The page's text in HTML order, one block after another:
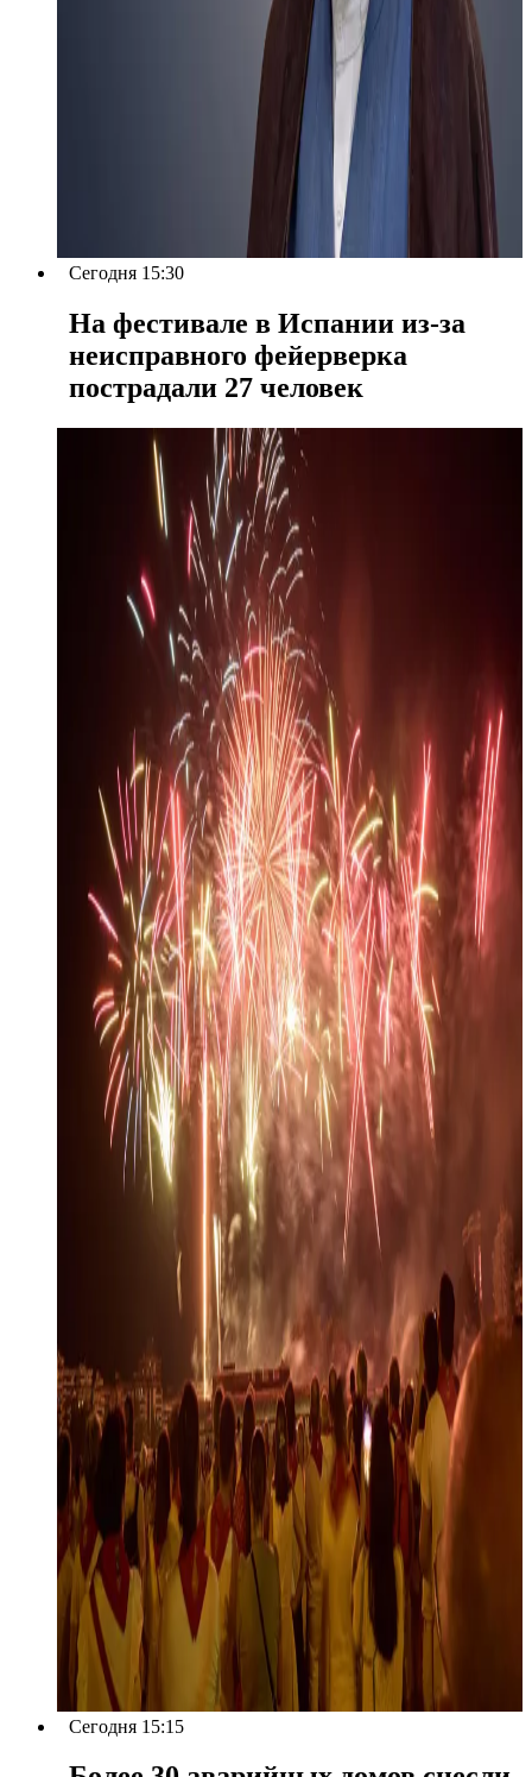
Сегодня 15:30
На фестивале в Испании из-за
неисправного фейерверка
пострадали 27 человек
Сегодня 15:15